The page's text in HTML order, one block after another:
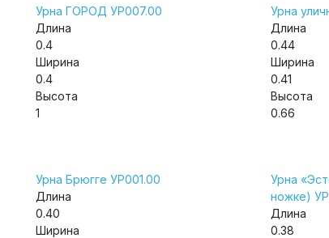
Урна ГОРОД УР007.00
Длина
0.4
Ширина
0.4
Высота
1
Урна
Длина
0.44
Ширина
0.41
Высота
0.66
Урна Брюгге УР001.00
Длина
0.40
Ширина
Урна
ножке)
Длина
0.38